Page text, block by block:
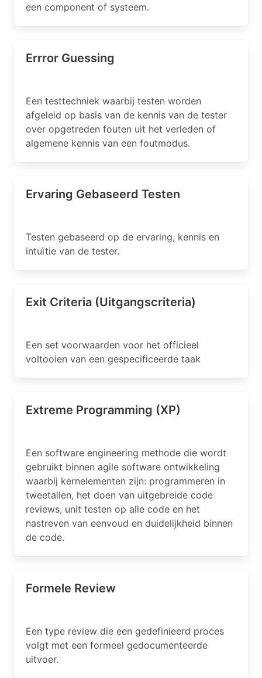
een component of systeem.
Errror Guessing
Een testtechniek waarbij testen worden
afgeleid op basis van de kennis van de tester
over opgetreden fouten uit het verleden of
algemene kennis van een foutmodus.
Ervaring Gebaseerd Testen
Testen gebaseerd op de ervaring, kennis en
intuïtie van de tester.
Exit Criteria (Uitgangscriteria)
Een set voorwaarden voor het officieel
voltooien van een gespecificeerde taak
Extreme Programming (XP)
Een software engineering methode die wordt
gebruikt binnen agile software ontwikkeling
waarbij kernelementen zijn: programmeren in
tweetallen, het doen van uitgebreide code
reviews, unit testen op alle code en het
nastreven van eenvoud en duidelijkheid binnen
de code.
Formele Review
Een type review die een gedefinieerd proces
volgt met een formeel gedocumenteerde
uitvoer.